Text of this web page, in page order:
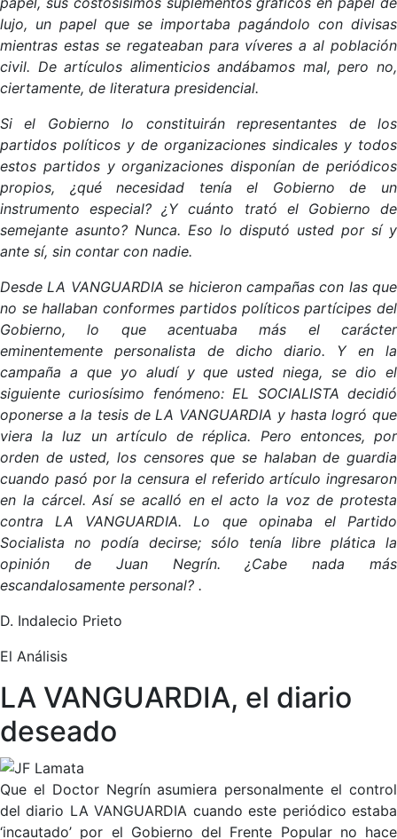
lujo, un papel que se importaba pagándolo con divisas
mientras estas se regateaban para víveres a al población
civil. De artículos alimenticios andábamos mal, pero no,
ciertamente, de literatura presidencial.
Si el Gobierno lo constituirán representantes de los
partidos políticos y de organizaciones sindicales y todos
estos partidos y organizaciones disponían de periódicos
propios, ¿qué necesidad tenía el Gobierno de un
instrumento especial? ¿Y cuánto trató el Gobierno de
semejante asunto? Nunca. Eso lo disputó usted por sí y
ante sí, sin contar con nadie.
Desde LA VANGUARDIA se hicieron campañas con las que
no se hallaban conformes partidos políticos partícipes del
Gobierno, lo que acentuaba más el carácter
eminentemente personalista de dicho diario. Y en la
campaña a que yo aludí y que usted niega, se dio el
siguiente curiosísimo fenómeno: EL SOCIALISTA decidió
oponerse a la tesis de LA VANGUARDIA y hasta logró que
viera la luz un artículo de réplica. Pero entonces, por
orden de usted, los censores que se halaban de guardia
cuando pasó por la censura el referido artículo ingresaron
en la cárcel. Así se acalló en el acto la voz de protesta
contra LA VANGUARDIA. Lo que opinaba el Partido
Socialista no podía decirse; sólo tenía libre plática la
opinión de Juan Negrín. ¿Cabe nada más
escandalosamente personal? .
D. Indalecio Prieto
El Análisis
LA VANGUARDIA, el diario
deseado
Que el Doctor Negrín asumiera personalmente el control
del diario LA VANGUARDIA cuando este periódico estaba
‘incautado’ por el Gobierno del Frente Popular no hace